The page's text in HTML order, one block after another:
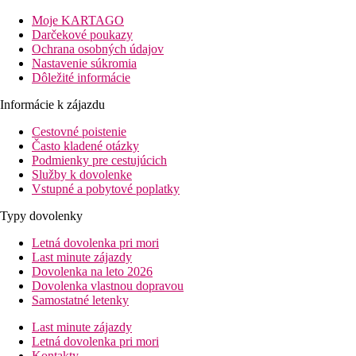
Vzdialenosti
pláže: 0 m pri pláži
letiska: 45 km
centra: 3 km
Štandardná izba
klimatizácia
telefón
TV so satelitným príjmom
vlastné sociálne zariadenie (kúpeľňa, sušič vlasov, WC)
minibar (za poplatok)
balkón alebo terasa
Izba s výhľadom na more
rovnaké vybavenie ako štandardná izba
Superior izba
priestrannejšia miestnosť
pohovka alebo poschodová posteľ
Izba Premium
Moje KARTAGO
Darčekové poukazy
Ochrana osobných údajov
Nastavenie súkromia
Dôležité informácie
Informácie k zájazdu
Cestovné poistenie
Často kladené otázky
Podmienky pre cestujúcich
Služby k dovolenke
Vstupné a pobytové poplatky
Typy dovolenky
Letná dovolenka pri mori
Last minute zájazdy
Dovolenka na leto 2026
Dovolenka vlastnou dopravou
Samostatné letenky
Last minute zájazdy
Letná dovolenka pri mori